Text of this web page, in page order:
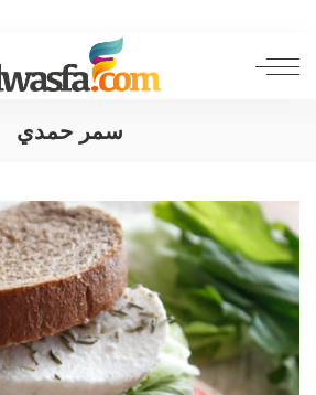
سمر حمدي